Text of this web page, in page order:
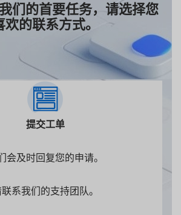
们的首要任务，请选择您
欢的联系方式。
提交工单
会及时回复您的申请。
系我们的支持团队。